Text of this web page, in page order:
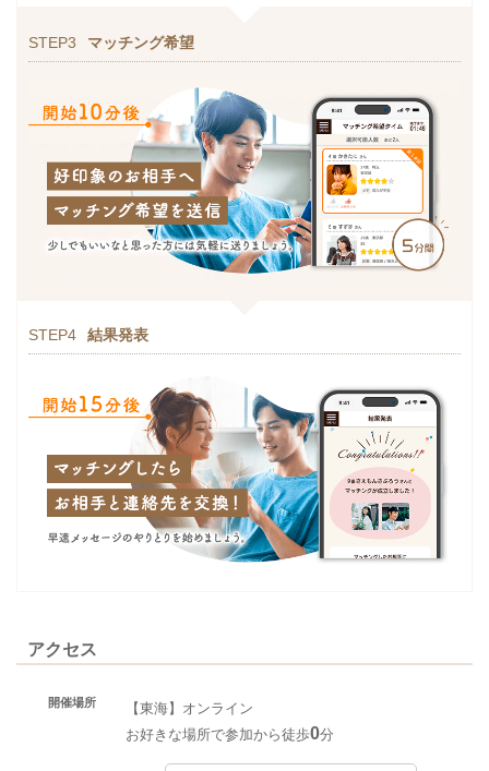
STEP3 マッチング希望
STEP4 結果発表
アクセス
開催場所
【東海】オンライン
お好きな場所で参加から徒歩0分